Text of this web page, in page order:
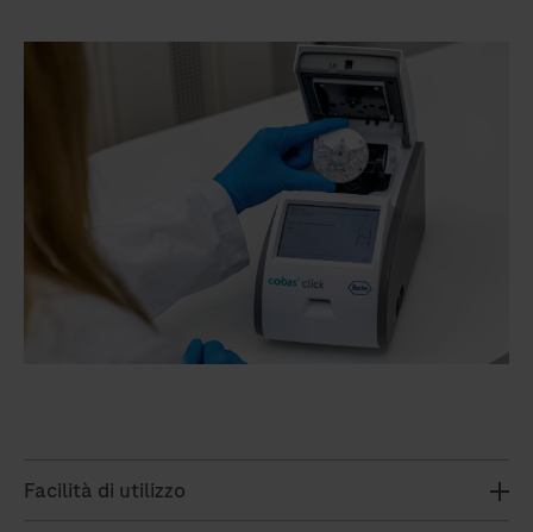
Facilità di utilizzo